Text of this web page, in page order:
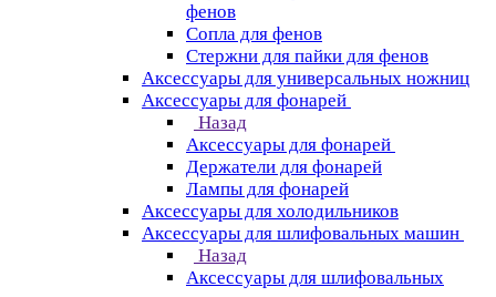
фенов
Сопла для фенов
Стержни для пайки для фенов
Аксессуары для универсальных ножниц
Аксессуары для фонарей
Назад
Аксессуары для фонарей
Держатели для фонарей
Лампы для фонарей
Аксессуары для холодильников
Аксессуары для шлифовальных машин
Назад
Аксессуары для шлифовальных